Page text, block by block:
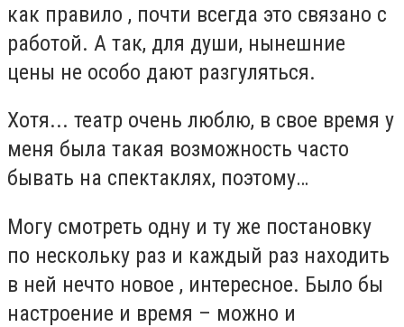
как правило , почти всегда это связано с
работой. А так, для души, нынешние
цены не особо дают разгуляться.
Хотя... театр очень люблю, в свое время у
меня была такая возможность часто
бывать на спектаклях, поэтому…
Могу смотреть одну и ту же постановку
по нескольку раз и каждый раз находить
в ней нечто новое , интересное. Было бы
настроение и время – можно и